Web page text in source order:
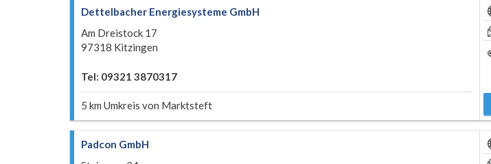
Dettelbacher Energiesysteme GmbH
Am Dreistock 17
97318 Kitzingen
Tel: 09321 3870317
5 km Umkreis von Marktsteft
Padcon GmbH